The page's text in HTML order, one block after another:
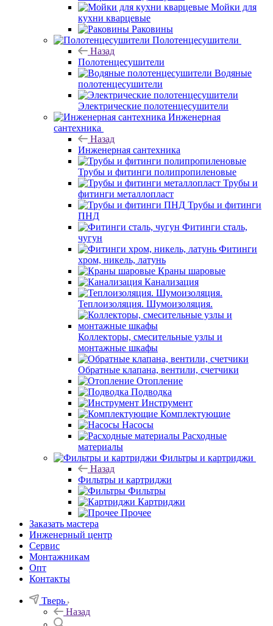
Мойки для
кухни кварцевые
Раковины
Полотенцесушители
Назад
Полотенцесушители
Водяные
полотенцесушители
Электрические полотенцесушители
Инженерная
сантехника
Назад
Инженерная сантехника
Трубы и фитинги полипропиленовые
Трубы и
фитинги металлопласт
Трубы и фитинги
ПНД
Фитинги сталь,
чугун
Фитинги
хром, никель, латунь
Краны шаровые
Канализация
Теплоизоляция. Шумоизоляция.
Коллекторы, смесительные узлы и
монтажные шкафы
Обратные клапана, вентили, счетчики
Отопление
Подводка
Инструмент
Комплектующие
Насосы
Расходные
материалы
Фильтры и картриджи
Назад
Фильтры и картриджи
Фильтры
Картриджи
Прочее
Заказать мастера
Инженерный центр
Сервис
Монтажникам
Опт
Контакты
Тверь
Назад